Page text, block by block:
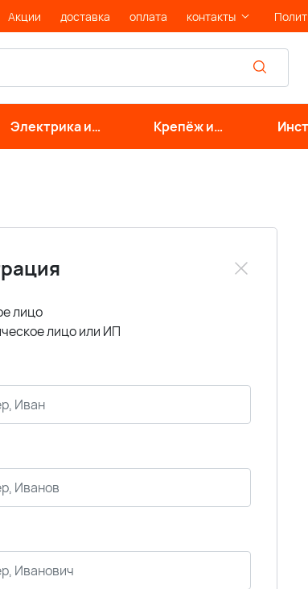
Акции доставка оплата контакты
Электрика и
свет
Крепёж и
фурнитура
лицо
лицо или ИП